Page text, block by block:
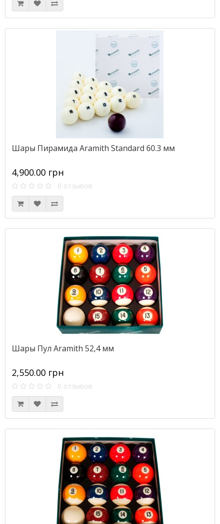
Шары Пирамида Aramith Standard 60.3 мм
4,900.00 грн
0 отзывов
Шары Пул Aramith 52,4 мм
2,550.00 грн
0 отзывов